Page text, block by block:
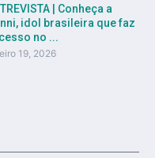
| Conheça a
idol brasileira que faz
no ...
19, 2026